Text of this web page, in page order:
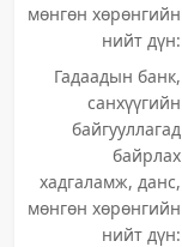
мөнгөн хөрөнгийн
нийт дүн:
Гадаадын банк,
санхүүгийн
байгууллагад
байрлах
хадгаламж, данс,
мөнгөн хөрөнгийн
нийт дүн: